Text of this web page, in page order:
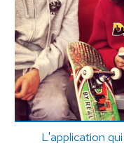
L'application